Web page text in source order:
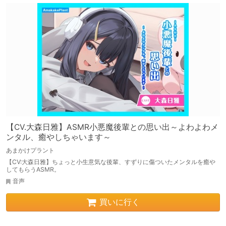
【CV.大森日雅】ASMR小悪魔後輩との思い出～よわよわメ
ンタル、癒やしちゃいます～
あまかけプラント
【CV:大森日雅】ちょっと小生意気な後輩、すずりに傷ついたメンタルを癒や
してもらうASMR。
音声
買いに行く